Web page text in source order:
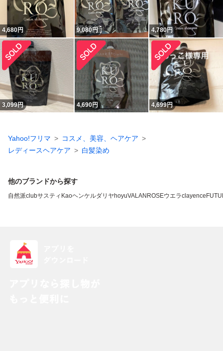
4,680円 9,080円 4,780円
3,099円 4,690円 4,699円
Yahoo!フリマ
コスメ、美容、ヘアケア
レディースヘアケア
白髪染め
他のブランドから探す
自然派clubサスティ Kaoヘンケルダリヤ hoyuVALANROSEウエラclayence